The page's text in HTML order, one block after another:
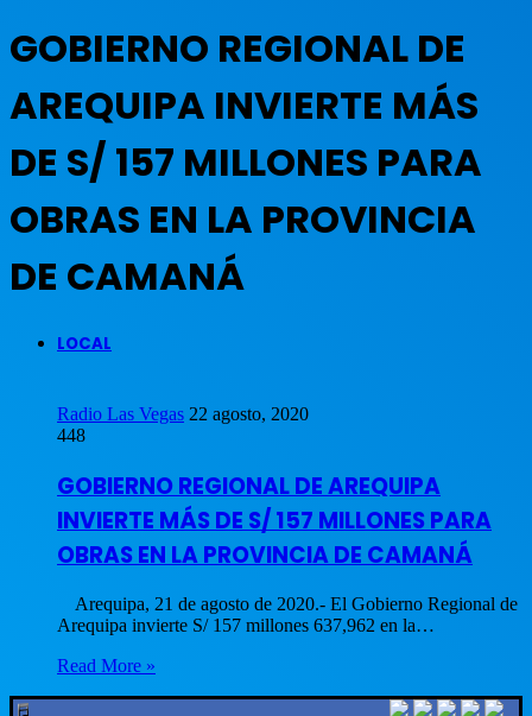
GOBIERNO REGIONAL DE
AREQUIPA INVIERTE MÁS
DE S/ 157 MILLONES PARA
OBRAS EN LA PROVINCIA
DE CAMANÁ
LOCAL
Radio Las Vegas 22 agosto, 2020
448
GOBIERNO REGIONAL DE AREQUIPA
INVIERTE MÁS DE S/ 157 MILLONES PARA
OBRAS EN LA PROVINCIA DE CAMANÁ
Arequipa, 21 de agosto de 2020.- El Gobierno Regional de
Arequipa invierte S/ 157 millones 637,962 en la…
Read More »